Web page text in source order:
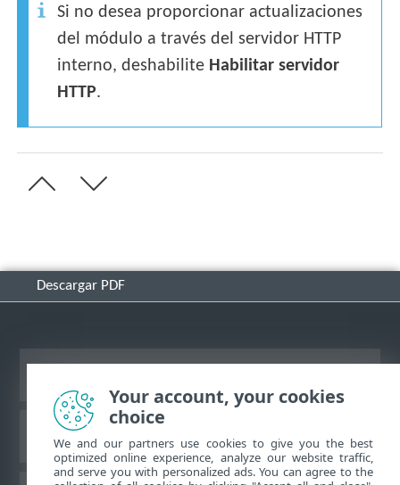
Si no desea proporcionar actualizaciones
del módulo a través del servidor HTTP
interno, deshabilite Habilitar servidor
HTTP.
Descargar PDF
Base de conocimiento de ESET
Your account, your cookies
choice
We and our partners use cookies to give you the best
optimized online experience, analyze our website traffic,
and serve you with personalized ads. You can agree to the